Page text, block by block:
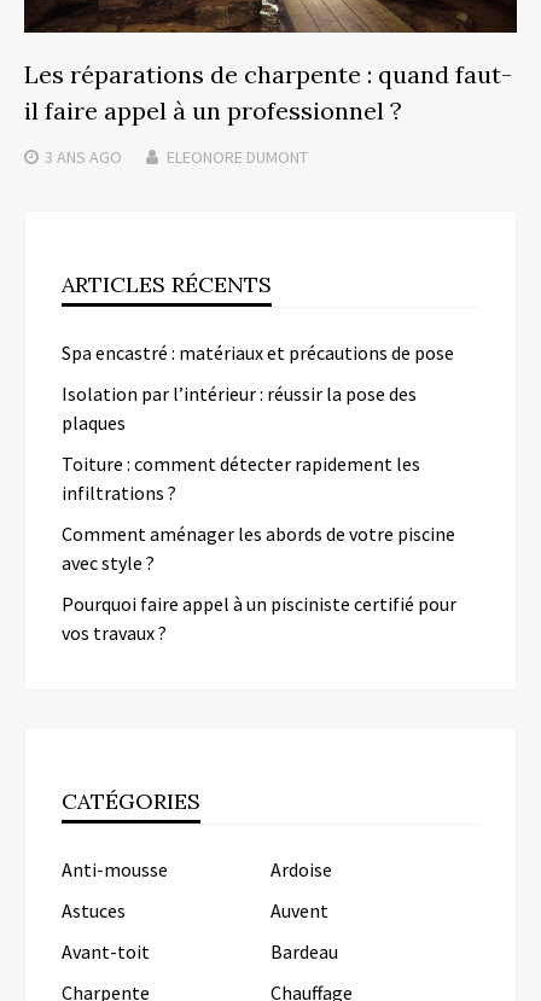
Les réparations de charpente : quand faut-
il faire appel à un professionnel ?
3 ANS AGO ELEONORE DUMONT
ARTICLES RÉCENTS
Spa encastré : matériaux et précautions de pose
Isolation par l’intérieur : réussir la pose des
plaques
Toiture : comment détecter rapidement les
infiltrations ?
Comment aménager les abords de votre piscine
avec style ?
Pourquoi faire appel à un pisciniste certifié pour
vos travaux ?
CATÉGORIES
Anti-mousse
Ardoise
Astuces
Auvent
Avant-toit
Bardeau
Charpente
Chauffage